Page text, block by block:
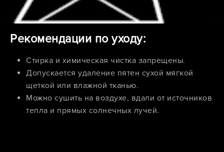
Рекомендации по уходу:
Стирка и химическая чистка запрещены.
Допускается удаление пятен сухой мягкой
щеткой или влажной тканью.
Можно сушить на воздухе, вдали от источников
тепла и прямых солнечных лучей.